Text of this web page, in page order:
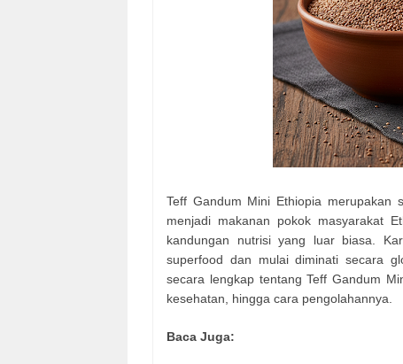
Teff Gandum Mini Ethiopia
menjadi makanan pokok masyarakat
kandungan nutrisi yang luar biasa.
superfood dan mulai diminati secara
secara lengkap tentang Teff Gandum
kesehatan, hingga cara pengolahannya.
Baca Juga: